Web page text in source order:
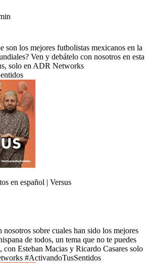
son los mejores futbolistas mexicanos en la
Ven y debátelo con nosotros en esta
solo en ADR Networks
en español | Versus
nosotros sobre cuales han sido los mejores
de todos, un tema que no te puedes
con Esteban Macias y Ricardo Casares solo
#ActivandoTusSentidos